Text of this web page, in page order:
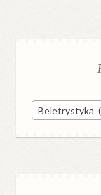
Beletrystyka